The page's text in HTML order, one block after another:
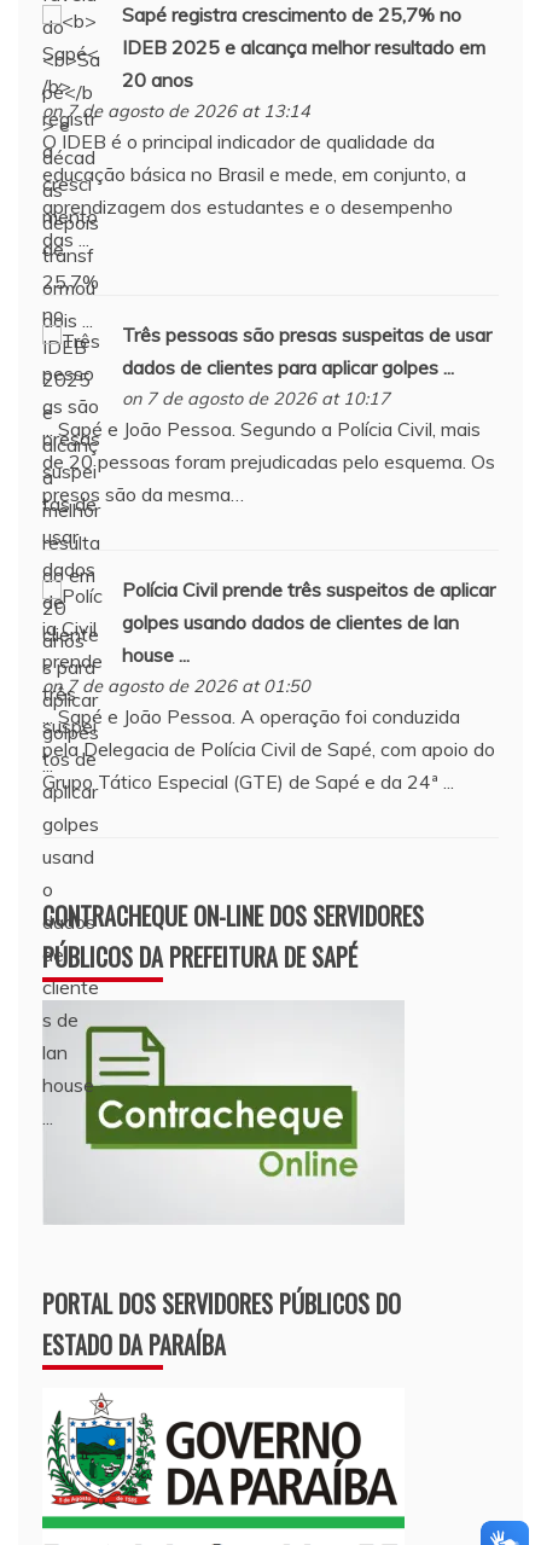
Sapéregistra crescimento de 25,7% no
IDEB 2025 e alcança melhor resultado em
20 anos
on 7 de agosto de 2026 at 13:14
O IDEB é o principal indicador de qualidade da
educação básica no Brasil e mede, em conjunto, a
aprendizagem dos estudantes e o desempenho
das ...
Três pessoas são presas suspeitas de usar
dados de clientes para aplicar golpes ...
on 7 de agosto de 2026 at 10:17
... Sapé e João Pessoa. Segundo a Polícia Civil, mais
de 20 pessoas foram prejudicadas pelo esquema. Os
presos são da mesma…
Polícia Civil prende três suspeitos de aplicar
golpes usando dados de clientes de lan
house ...
on 7 de agosto de 2026 at 01:50
... Sapé e João Pessoa. A operação foi conduzida
pela Delegacia de Polícia Civil de Sapé, com apoio do
Grupo Tático Especial (GTE) de Sapé e da 24ª ...
CONTRACHEQUE ON-LINE DOS SERVIDORES
PÚBLICOS DA PREFEITURA DE SAPÉ
PORTAL DOS SERVIDORES PÚBLICOS DO
ESTADO DA PARAÍBA